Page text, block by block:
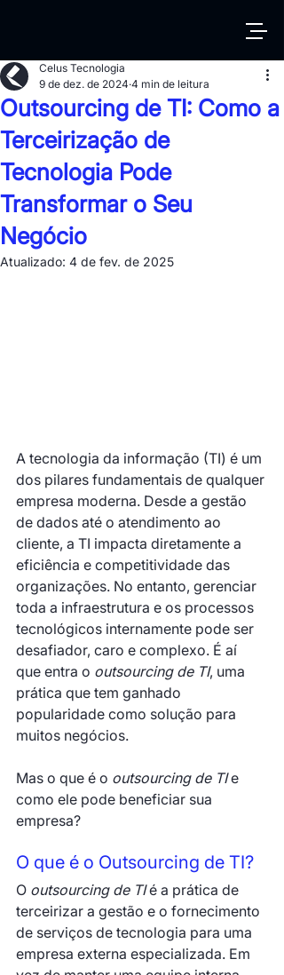
Outsourcing de TI: Como a
Terceirização de
Tecnologia Pode
Transformar o Seu
Negócio
Celus Tecnologia
9 de dez. de 2024 4 min de leitura
Atualizado: 4 de fev. de 2025
A tecnologia da informação (TI) é um
dos pilares fundamentais de qualquer
empresa moderna. Desde a gestão
de dados até o atendimento ao
cliente, a TI impacta diretamente a
eficiência e competitividade das
organizações. No entanto, gerenciar
toda a infraestrutura e os processos
tecnológicos internamente pode ser
desafiador, caro e complexo. É aí
que entra o outsourcing de TI, uma
prática que tem ganhado
popularidade como solução para
muitos negócios.
Mas o que é o outsourcing de TI e
como ele pode beneficiar sua
empresa?
O que é o Outsourcing de TI?
O outsourcing de TI é a prática de
terceirizar a gestão e o fornecimento
de serviços de tecnologia para uma
empresa externa especializada. Em